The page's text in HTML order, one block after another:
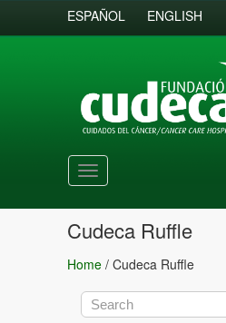
ESPAÑOL ENGLISH
Toggle
navigation
Cudeca Ruffle
Home / Cudeca Ruffle